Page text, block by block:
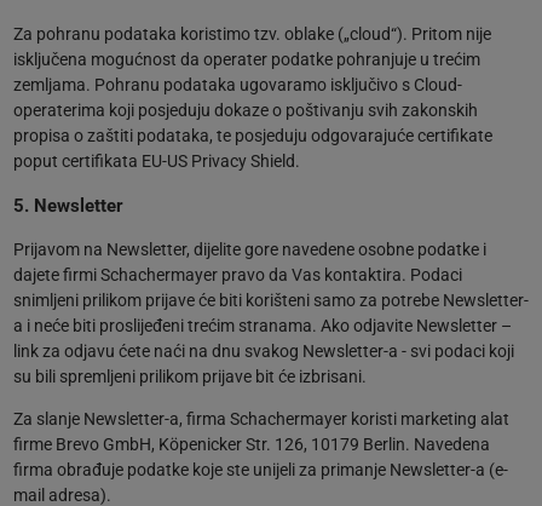
Za pohranu podataka koristimo tzv. oblake („cloud“). Pritom nije
isključena mogućnost da operater podatke pohranjuje u trećim
zemljama. Pohranu podataka ugovaramo isključivo s Cloud-
operaterima koji posjeduju dokaze o poštivanju svih zakonskih
propisa o zaštiti podataka, te posjeduju odgovarajuće certifikate
poput certifikata EU-US Privacy Shield.
5. Newsletter
Prijavom na Newsletter, dijelite gore navedene osobne podatke i
dajete firmi Schachermayer pravo da Vas kontaktira. Podaci
snimljeni prilikom prijave će biti korišteni samo za potrebe Newsletter-
a i neće biti proslijeđeni trećim stranama. Ako odjavite Newsletter –
link za odjavu ćete naći na dnu svakog Newsletter-a - svi podaci koji
su bili spremljeni prilikom prijave bit će izbrisani.
Za slanje Newsletter-a, firma Schachermayer koristi marketing alat
firme Brevo GmbH, Köpenicker Str. 126, 10179 Berlin. Navedena
firma obrađuje podatke koje ste unijeli za primanje Newsletter-a (e-
mail adresa).